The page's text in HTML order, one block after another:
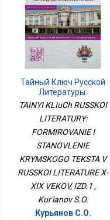
Тайный Ключ Русской
Литературы:
Формирование И
Текста В Русской
Литературе X-XIX Веков,
ИЗД.1
TAINYI KLIuCh RUSSKOI
LITERATURY:
FORMIROVANIE I
STANOVLENIE
KRYMSKOGO TEKSTA V
RUSSKOI LITERATURE X-
XIX VEKOV, IZD.1 ,
Kur'ianov S.O.
Курьянов С.О.